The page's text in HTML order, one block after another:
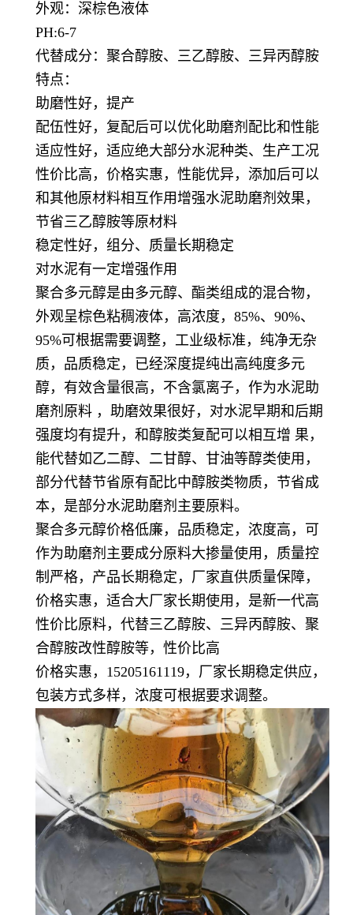
外观：深棕色液体
PH:6-7
代替成分：聚合醇胺、三乙醇胺、三异丙醇胺
特点：
助磨性好，提产
配伍性好，复配后可以优化助磨剂配比和性能
适应性好，适应绝大部分水泥种类、生产工况
性价比高，价格实惠，性能优异，添加后可以
和其他原材料相互作用增强水泥助磨剂效果，
节省三乙醇胺等原材料
稳定性好，组分、质量长期稳定
对水泥有一定增强作用
聚合多元醇是由多元醇、酯类组成的混合物，
外观呈棕色粘稠液体，高浓度，85%、90%、
95%可根据需要调整，工业级标准，纯净无杂
质，品质稳定，已经深度提纯出高纯度多元
醇，有效含量很高，不含氯离子，作为水泥助
磨剂原料 ，助磨效果很好，对水泥早期和后期
强度均有提升，和醇胺类复配可以相互增 果，
能代替如乙二醇、二甘醇、甘油等醇类使用，
部分代替节省原有配比中醇胺类物质，节省成
本，是部分水泥助磨剂主要原料。
聚合多元醇价格低廉，品质稳定，浓度高，可
作为助磨剂主要成分原料大掺量使用，质量控
制严格，产品长期稳定，厂家直供质量保障，
价格实惠，适合大厂家长期使用，是新一代高
性价比原料，代替三乙醇胺、三异丙醇胺、聚
合醇胺改性醇胺等，性价比高
价格实惠，15205161119，厂家长期稳定供应，
包装方式多样，浓度可根据要求调整。